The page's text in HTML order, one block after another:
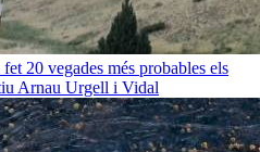
20 vegades més probables els
Arnau Urgell i Vidal